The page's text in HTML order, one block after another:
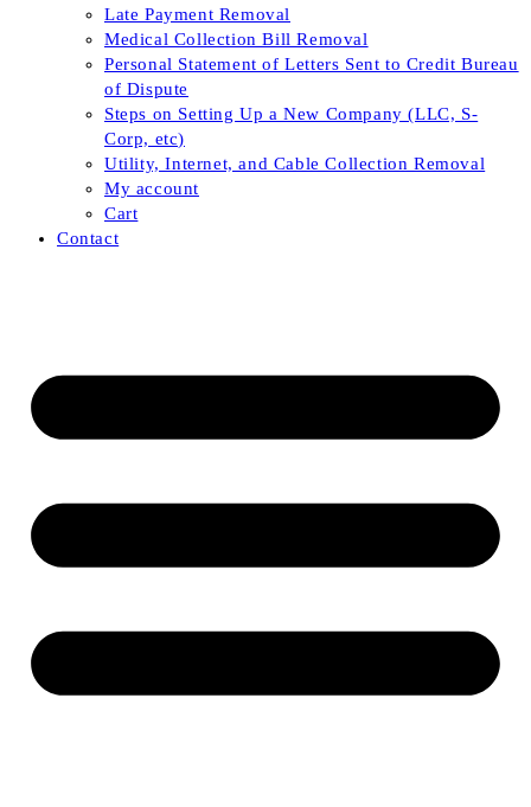
Late Payment Removal
Medical Collection Bill Removal
Personal Statement of Letters Sent to Credit Bureau
of Dispute
Steps on Setting Up a New Company (LLC, S-
Corp, etc)
Utility, Internet, and Cable Collection Removal
My account
Cart
Contact